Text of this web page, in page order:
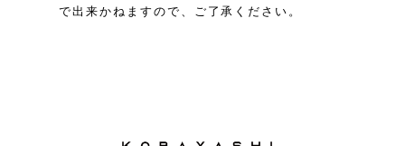
で出来かねますので、ご了承ください。